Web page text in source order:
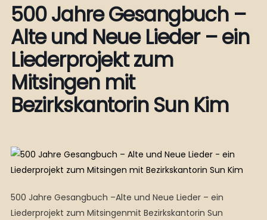
500 Jahre Gesangbuch –
Alte und Neue Lieder – ein
Liederprojekt zum
Mitsingen mit
Bezirkskantorin Sun Kim
500 Jahre Gesangbuch –Alte und Neue Lieder – ein
Liederprojekt zum Mitsingenmit Bezirkskantorin Sun